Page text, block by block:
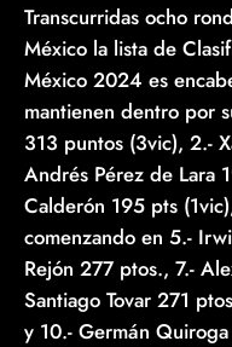
Transcurridas ocho
México la lista de
México 2024 es
mantienen dentro por
313 puntos (3vic), 2.-
Andrés Pérez de Lara
Calderón 195 pts
comenzando en 5.-
Rejón 277 ptos., 7.-
Santiago Tovar 271
y 10.- Germán